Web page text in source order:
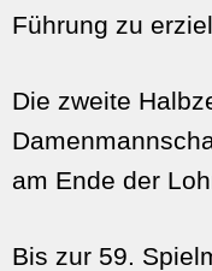
Führung zu
Die zweite
am Ende der
Bis zur 59.